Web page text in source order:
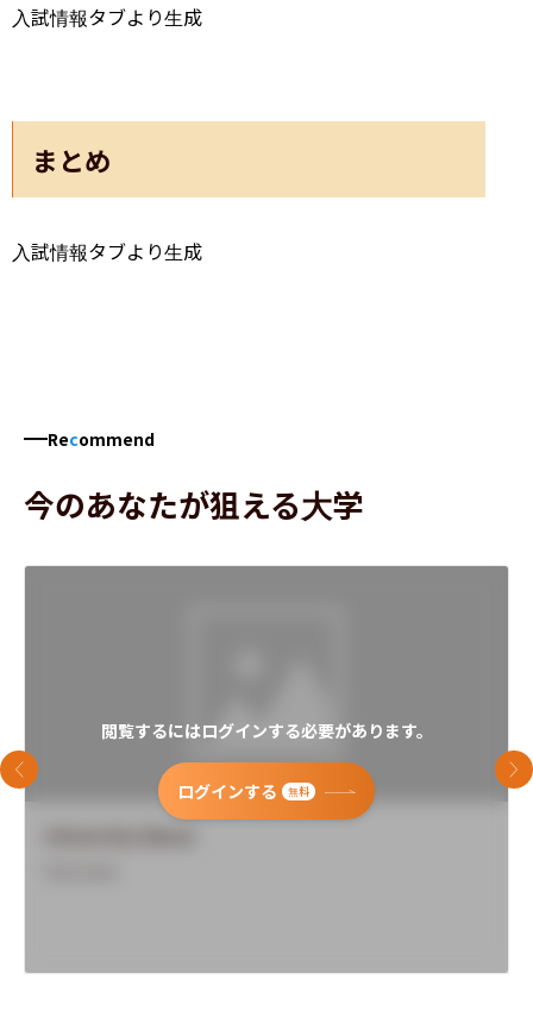
入試情報タブより生成
まとめ
入試情報タブより生成
Recommend
今のあなたが狙える大学
閲覧するにはログインする必要があります。
ログインする 無料
前のスライド 次